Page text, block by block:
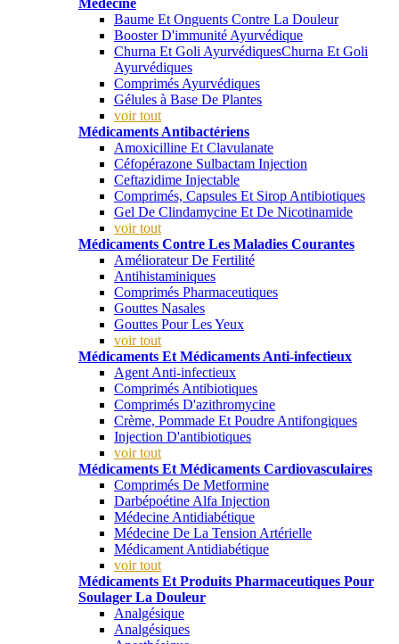
Médecine
Baume Et Onguents Contre La Douleur
Booster D'immunité Ayurvédique
Churna Et Goli AyurvédiquesChurna Et Goli
Ayurvédiques
Comprimés Ayurvédiques
Gélules à Base De Plantes
voir tout
Médicaments Antibactériens
Amoxicilline Et Clavulanate
Céfopérazone Sulbactam Injection
Ceftazidime Injectable
Comprimés, Capsules Et Sirop Antibiotiques
Gel De Clindamycine Et De Nicotinamide
voir tout
Médicaments Contre Les Maladies Courantes
Améliorateur De Fertilité
Antihistaminiques
Comprimés Pharmaceutiques
Gouttes Nasales
Gouttes Pour Les Yeux
voir tout
Médicaments Et Médicaments Anti-infectieux
Agent Anti-infectieux
Comprimés Antibiotiques
Comprimés D'azithromycine
Crème, Pommade Et Poudre Antifongiques
Injection D'antibiotiques
voir tout
Médicaments Et Médicaments Cardiovasculaires
Comprimés De Metformine
Darbépoétine Alfa Injection
Médecine Antidiabétique
Médecine De La Tension Artérielle
Médicament Antidiabétique
voir tout
Médicaments Et Produits Pharmaceutiques Pour
Soulager La Douleur
Analgésique
Analgésiques